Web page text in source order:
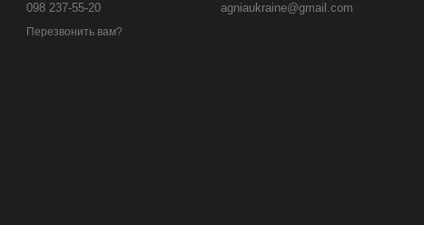
098 237-55-20
Перезвонить вам?
agniaukraine@gmail.com